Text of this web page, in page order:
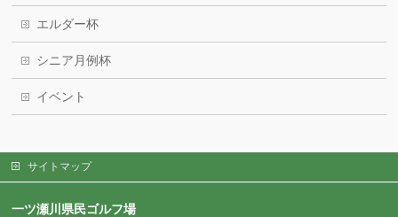
エルダー杯
シニア月例杯
イベント
サイトマップ
一ツ瀬川県民ゴルフ場